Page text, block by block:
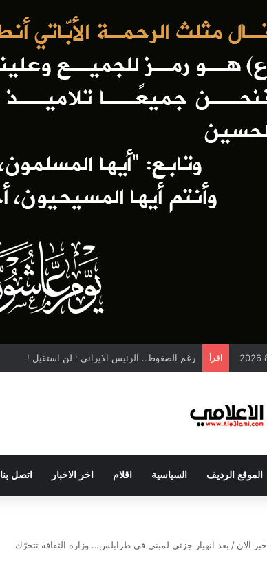
اقرأ رغم الضغوط.. الرئيس الايراني : لن استقيل !
الموقع الرديف السياسية اقلام اخر الاخبار اتصل بنا
خبر الان / بعد انهيار جزئي لمبنى في طرابلس… وزارة الثقافة تتحرّك